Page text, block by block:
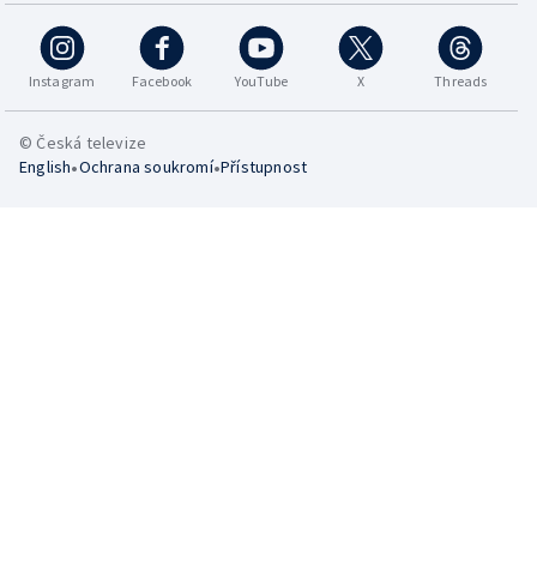
Instagram Facebook YouTube X Threads
© Česká televize
English•Ochrana soukromí•Přístupnost